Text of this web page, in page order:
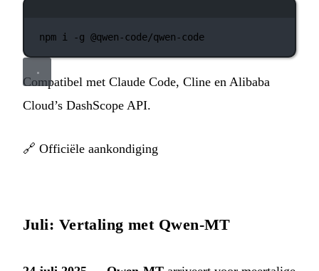
npm i -g @qwen-code/qwen-code
Compatibel met Claude Code, Cline en Alibaba
Cloud’s DashScope API.
🔗 Officiële aankondiging
Juli: Vertaling met Qwen-MT